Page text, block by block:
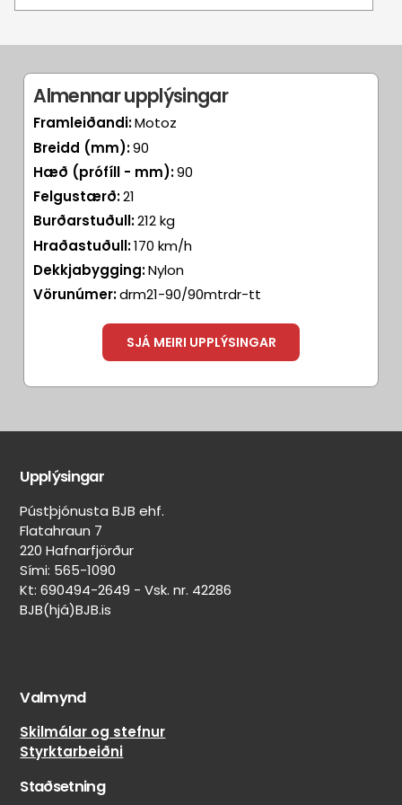
Almennar upplýsingar
Framleiðandi:Motoz
Breidd (mm):90
Hæð (prófíll - mm):90
Felgustærð:21
Burðarstuðull:212 kg
Hraðastuðull:170 km/h
Dekkjabygging:Nylon
Vörunúmer:drm21-90/90mtrdr-tt
SJÁ MEIRI UPPLÝSINGAR
Aðrir
Nei
Aðrar
/
Upplýsingar
Pústþjónusta BJB ehf.
Flatahraun 7
220 Hafnarfjörður
Sími: 565-1090
Kt: 690494-2649 - Vsk. nr. 42286
BJB(hjá)BJB.is
Valmynd
Skilmálar og stefnur
Styrktarbeiðni
Staðsetning